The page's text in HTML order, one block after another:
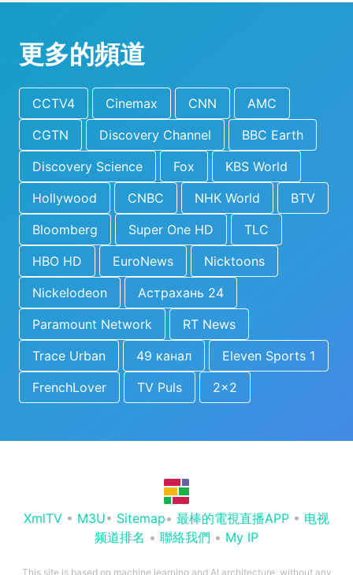
更多的頻道
CCTV4 Cinemax CNN
AMC
CGTN
Discovery Channel
BBC Earth
Discovery Science
Fox
KBS World
Hollywood
CNBC NHK World
BTV
Bloomberg
Super One HD
TLC
HBO HD
EuroNews
Nicktoons
Nickelodeon
Астрахань 24
Paramount Network
RT News
Trace Urban
49 канал
Eleven Sports 1
FrenchLover
TV Puls 2x2
XmlTV • M3U• Sitemap• 最棒的電視直播APP • 电视
频道排名 • 聯絡我們 • My IP
This site is based on machine learning and AI architecture, without any